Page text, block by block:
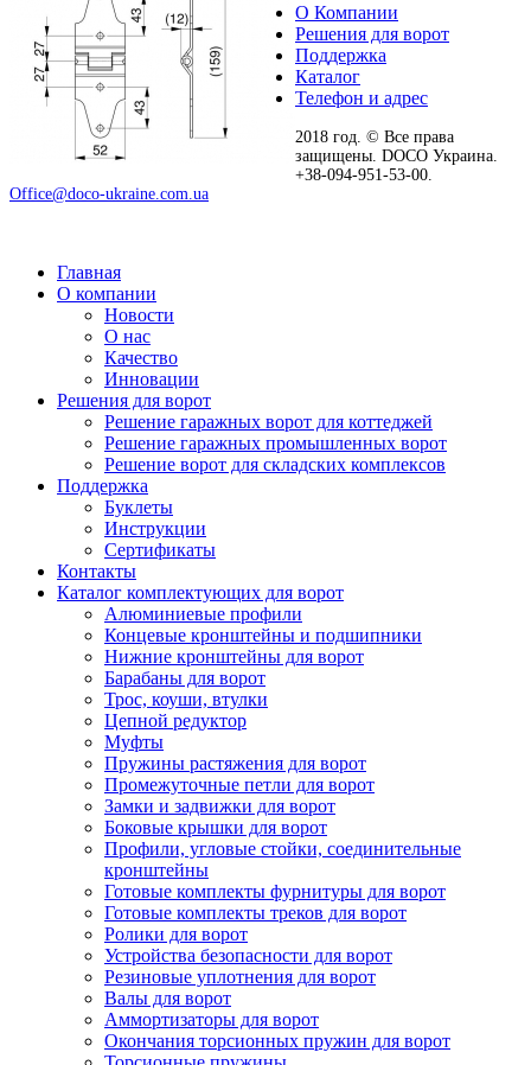
О Компании
Решения для ворот
Поддержка
Каталог
Телефон и адрес
2018 год. © Все права
защищены. DOCO Украина.
+38-094-951-53-00.
Office@doco-ukraine.com.ua
Главная
О компании
Новости
О нас
Качество
Инновации
Решения для ворот
Решение гаражных ворот для коттеджей
Решение гаражных промышленных ворот
Решение ворот для складских комплексов
Поддержка
Буклеты
Инструкции
Сертификаты
Контакты
Каталог комплектующих для ворот
Алюминиевые профили
Концевые кронштейны и подшипники
Нижние кронштейны для ворот
Барабаны для ворот
Трос, коуши, втулки
Цепной редуктор
Муфты
Пружины растяжения для ворот
Промежуточные петли для ворот
Замки и задвижки для ворот
Боковые крышки для ворот
Профили, угловые стойки, соединительные
кронштейны
Готовые комплекты фурнитуры для ворот
Готовые комплекты треков для ворот
Ролики для ворот
Устройства безопасности для ворот
Резиновые уплотнения для ворот
Валы для ворот
Аммортизаторы для ворот
Окончания торсионных пружин для ворот